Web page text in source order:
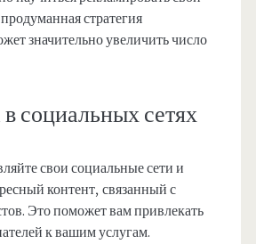
стратегия
значительно увеличить число
в социальных сетях
свои социальные сети и
контент, связанный с
Это поможет вам привлекать
к вашим услугам.